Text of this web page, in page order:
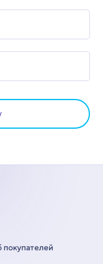
покупателей